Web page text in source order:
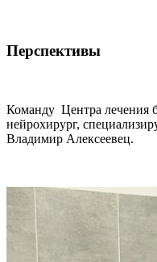
Перспективы
Команду Центра лечения
нейрохирург,
Владимир Алексеевец.